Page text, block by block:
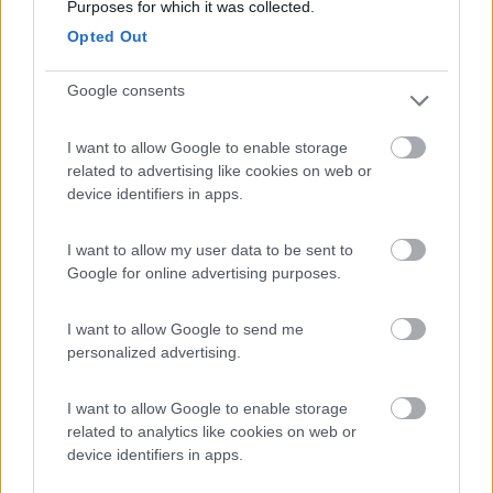
Purposes for which it was collected.
Opted Out
Google consents
I want to allow Google to enable storage
related to advertising like cookies on web or
device identifiers in apps.
I want to allow my user data to be sent to
Google for online advertising purposes.
I want to allow Google to send me
personalized advertising.
I want to allow Google to enable storage
related to analytics like cookies on web or
device identifiers in apps.
spia sul quadro, ma credo che occorra anche li' utilizzare
almeno un transistor che pilota un rele.
B747
Inserito il10/07/2017 alle:14:28:44
anche io ho un master del 2011, ed anche a me l'allestitore mi
aggiungendo un relè ad un D- che invece era presente. Non ho
fatto ulteriori approfondimenti però. Potresti chiedere a
Ciao! Gianluca
Hymer Ayers Rock su Ducato 540 140cv